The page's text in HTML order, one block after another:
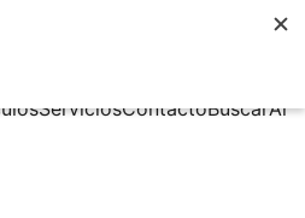
ServiciosContactoBuscar